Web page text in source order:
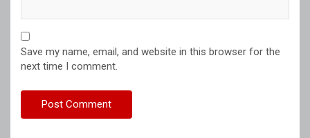
Save my name, email, and website in this browser for the
next time I comment.